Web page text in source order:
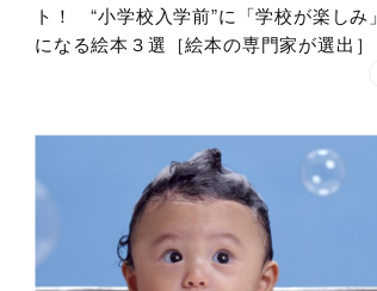
ト！ “小学校入学前”に「学校が楽しみ」
になる絵本３選［絵本の専門家が選出］